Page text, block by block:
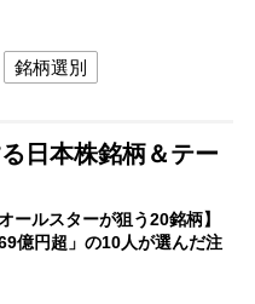
銘柄選別
日本株銘柄＆テー
ールスターが狙う20銘柄】
69億円超」の10人が選んだ注